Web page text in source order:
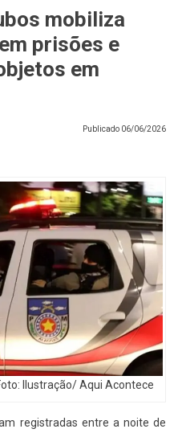
mobiliza
prisões e
em
Publicado 06/06/2026
Ilustração/ Aqui Acontece
registradas entre a noite de